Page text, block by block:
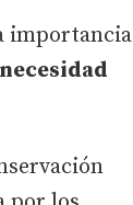
importancia